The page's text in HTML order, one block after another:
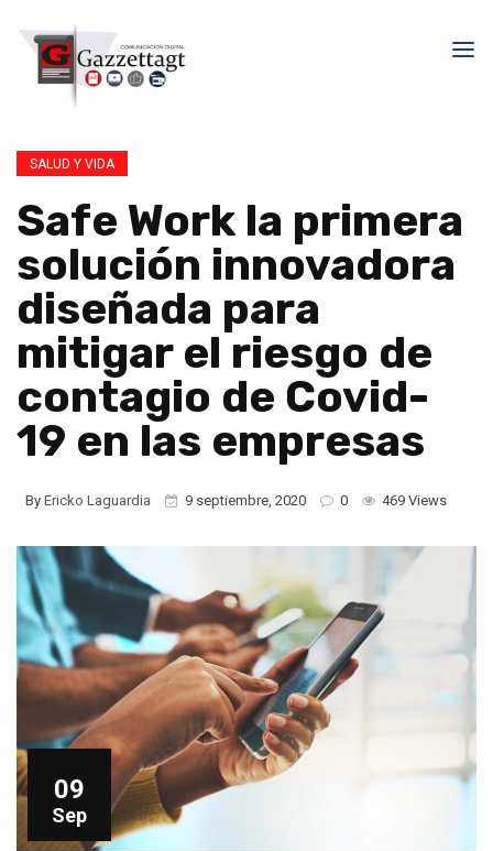
SALUD Y VIDA
Safe Work la primera
solución innovadora
diseñada para
mitigar el riesgo de
contagio de Covid-
19 en las empresas
By Ericko Laguardia 9 septiembre, 2020 0 469 Views
09
Sep